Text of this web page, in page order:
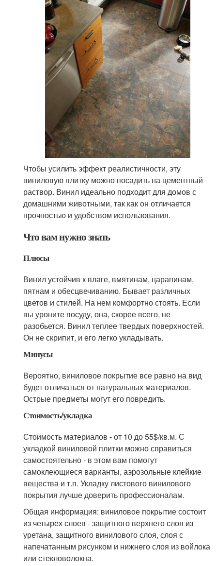
Чтобы усилить эффект реалистичности, эту
виниловую плитку можно посадить на цементный
раствор. Винил идеально подходит для домов с
домашними животными, так как он отличается
прочностью и удобством использования.
Что вам нужно знать
Плюсы
Винил устойчив к влаге, вмятинам, царапинам,
пятнам и обесцвечиванию. Бывает различных
цветов и стилей. На нем комфортно стоять. Если
вы уроните посуду, она, скорее всего, не
разобьется. Винил теплее твердых поверхностей.
Он не скрипит, и его легко укладывать.
Минусы
Вероятно, виниловое покрытие все равно на вид
будет отличаться от натуральных материалов.
Острые предметы могут его повредить.
Стоимость/укладка
Стоимость материалов - от 10 до 55$/кв.м. С
укладкой виниловой плитки можно справиться
самостоятельно - в этом вам помогут
самоклеющиеся варианты, аэрозольные клейкие
вещества и т.п. Укладку листового винилового
покрытия лучше доверить профессионалам.
Общая информация: виниловое покрытие состоит
из четырех слоев - защитного верхнего слоя из
уретана, защитного винилового слоя, слоя с
напечатанным рисунком и нижнего слоя из войлока
или стекловолокна.